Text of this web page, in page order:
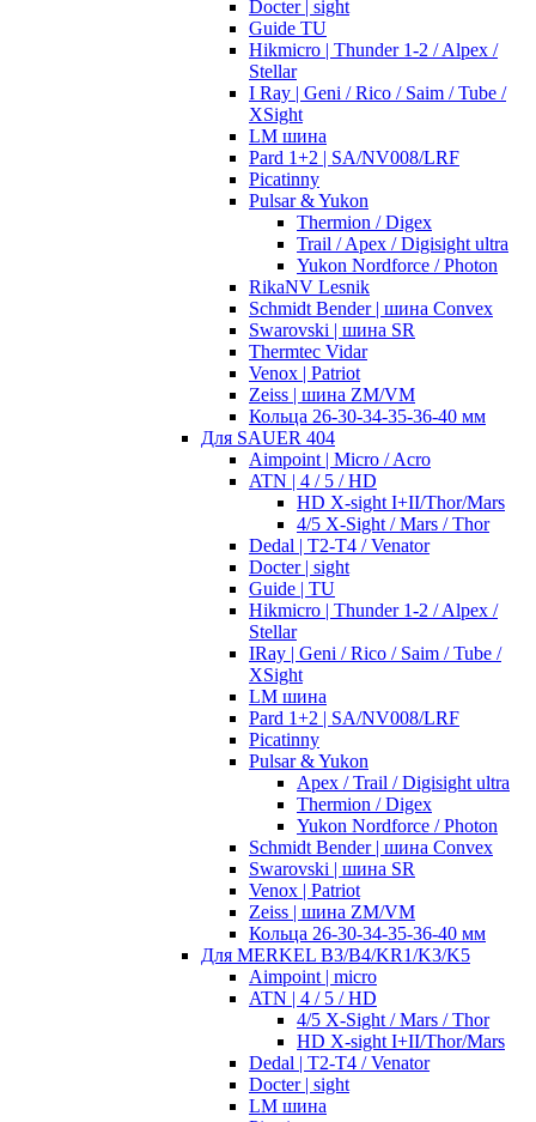
Docter | sight
Guide TU
Hikmicro | Thunder 1-2 / Alpex /
Stellar
I Ray | Geni / Rico / Saim / Tube /
XSight
LM шина
Pard 1+2 | SA/NV008/LRF
Picatinny
Pulsar & Yukon
Thermion / Digex
Trail / Apex / Digisight ultra
Yukon Nordforce / Photon
RikaNV Lesnik
Schmidt Bender | шина Convex
Swarovski | шина SR
Thermtec Vidar
Venox | Patriot
Zeiss | шина ZM/VM
Кольца 26-30-34-35-36-40 мм
Для SAUER 404
Aimpoint | Micro / Acro
ATN | 4 / 5 / HD
HD X-sight I+II/Thor/Mars
4/5 X-Sight / Mars / Thor
Dedal | T2-T4 / Venator
Docter | sight
Guide | TU
Hikmicro | Thunder 1-2 / Alpex /
Stellar
IRay | Geni / Rico / Saim / Tube /
XSight
LM шина
Pard 1+2 | SA/NV008/LRF
Picatinny
Pulsar & Yukon
Apex / Trail / Digisight ultra
Thermion / Digex
Yukon Nordforce / Photon
Schmidt Bender | шина Convex
Swarovski | шина SR
Venox | Patriot
Zeiss | шина ZM/VM
Кольца 26-30-34-35-36-40 мм
Для MERKEL B3/B4/KR1/K3/K5
Aimpoint | micro
ATN | 4 / 5 / HD
4/5 X-Sight / Mars / Thor
HD X-sight I+II/Thor/Mars
Dedal | T2-T4 / Venator
Docter | sight
LM шина